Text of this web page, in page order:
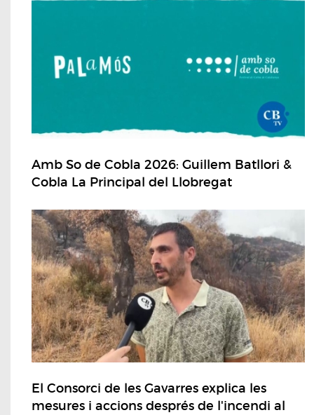
Amb So de Cobla 2026: Guillem Batllori &
Cobla La Principal del Llobregat
El Consorci de les Gavarres explica les
mesures i accions després de l'incendi al